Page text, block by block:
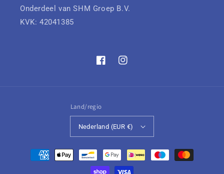
Onderdeel van SHM Groep B.V.
KVK: 42041385
FacebookInstagram
Land/regio
Nederland (EUR €)
Betaalmethoden